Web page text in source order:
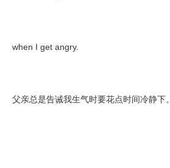
when I get angry.
父亲总是告诫我生气时要花点时间冷静下。